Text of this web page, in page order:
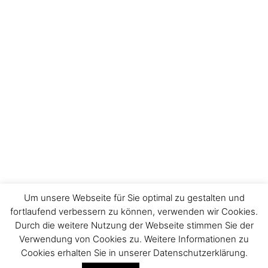
Impressum
Um unsere Webseite für Sie optimal zu gestalten und
fortlaufend verbessern zu können, verwenden wir Cookies.
Durch die weitere Nutzung der Webseite stimmen Sie der
Verwendung von Cookies zu. Weitere Informationen zu
Cookies erhalten Sie in unserer Datenschutzerklärung.